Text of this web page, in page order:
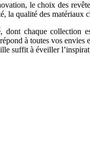
le choix des
la qualité des
dont chaque
à toutes vos
suffit à éveiller